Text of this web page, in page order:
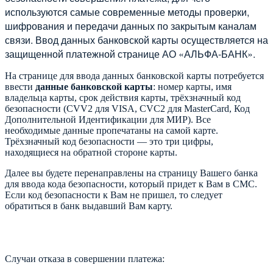
используются самые современные методы проверки,
шифрования и передачи данных по закрытым каналам
связи. Ввод данных банковской карты осуществляется на
защищенной платежной странице АО «АЛЬФА-БАНК».
На странице для ввода данных банковской карты потребуется
ввести данные банковской карты: номер карты, имя
владельца карты, срок действия карты, трёхзначный код
безопасности (CVV2 для VISA, CVC2 для MasterCard, Код
Дополнительной Идентификации для МИР). Все
необходимые данные пропечатаны на самой карте.
Трёхзначный код безопасности — это три цифры,
находящиеся на обратной стороне карты.
Далее вы будете перенаправлены на страницу Вашего банка
для ввода кода безопасности, который придет к Вам в СМС.
Если код безопасности к Вам не пришел, то следует
обратиться в банк выдавший Вам карту.
Случаи отказа в совершении платежа: